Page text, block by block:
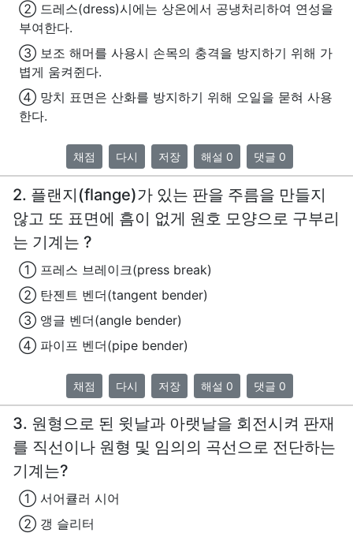
② 드레스(dress)시에는 상온에서 공냉처리하여 연성을
부여한다.
③ 보조 해머를 사용시 손목의 충격을 방지하기 위해 가
볍게 움켜쥔다.
④ 망치 표면은 산화를 방지하기 위해 오일을 묻혀 사용
한다.
채점 다시 저장 해설 0 댓글 0
2. 플랜지(flange)가 있는 판을 주름을 만들지
않고 또 표면에 흠이 없게 원호 모양으로 구부리
는 기계는 ?
① 프레스 브레이크(press break)
② 탄젠트 벤더(tangent bender)
③ 앵글 벤더(angle bender)
④ 파이프 벤더(pipe bender)
채점 다시 저장 해설 0 댓글 0
3. 원형으로 된 윗날과 아랫날을 회전시켜 판재
를 직선이나 원형 및 임의의 곡선으로 전단하는
기계는?
① 서어큘러 시어
② 갱 슬리터